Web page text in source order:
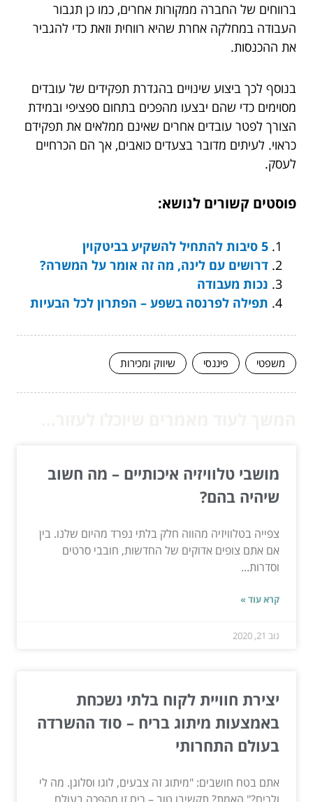
ברווחים של החברה ממקורות אחרים, כמו כן תגבור
העבודה במחלקה אחרת שהיא רווחית וזאת כדי להגביר
את ההכנסות.
בנוסף לכך ביצוע שינויים בהגדרת תפקידים של עובדים
מסוימים כדי שהם יבצעו מהפכים בתחום ספציפי ובמידת
הצורך לפטר עובדים אחרים שאינם ממלאים את תפקידם
כראוי. לעיתים מדובר בצעדים כואבים, אך הם הכרחיים
לעסק.
פוסטים קשורים לנושא:
5 סיבות להתחיל להשקיע בביטקוין
דרושים עם לינה, מה זה אומר על המשרה?
נכות מעבודה
תפילה לפרנסה בשפע – הפתרון לכל הבעיות
משפטי פיננסי שיווק ומכירות
מושבי טלוויזיה איכותיים – מה חשוב
שיהיה בהם?
צפייה בטלוויזיה מהווה חלק בלתי נפרד מהיום שלנו. בין
אם אתם צופים אדוקים של החדשות, חובבי סרטים
וסדרות...
קרא עוד »
נוב 21, 2020
יצירת חוויית לקוח בלתי נשכחת
באמצעות מיתוג בריח – סוד ההשרדה
בעולם התחרותי
אתם בטח חושבים: "מיתוג זה צבעים, לוגו וסלוגן. מה לי